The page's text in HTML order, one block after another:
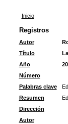
Inicio
Registros
Autor
Título
Año
Número
Palabras clave
Resumen
Dirección
Autor